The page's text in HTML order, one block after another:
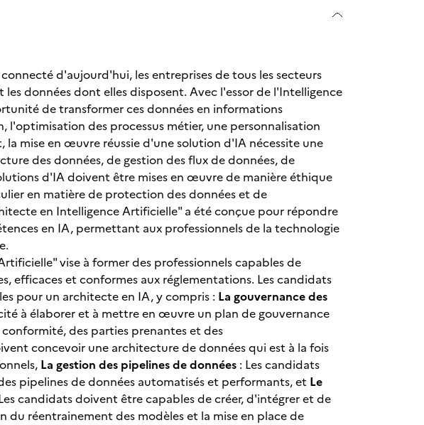
d'aujourd'hui, les entreprises de tous les secteurs
données dont elles disposent. Avec l'essor de l'Intelligence
de transformer ces données en informations
l'optimisation des processus métier, une personnalisation
mise en œuvre réussie d'une solution d'IA nécessite une
des données, de gestion des flux de données, de
d'IA doivent être mises en œuvre de manière éthique
en matière de protection des données et de
en Intelligence Artificielle" a été conçue pour répondre
en IA, permettant aux professionnels de la technologie
vise à former des professionnels capables de
efficaces et conformes aux réglementations. Les candidats
pour un architecte en IA, y compris : La gouvernance des
à élaborer et à mettre en œuvre un plan de gouvernance
des parties prenantes et des
concevoir une architecture de données qui est à la fois
La gestion des pipelines de données : Les candidats
pipelines de données automatisés et performants, et Le
candidats doivent être capables de créer, d'intégrer et de
réentrainement des modèles et la mise en place de